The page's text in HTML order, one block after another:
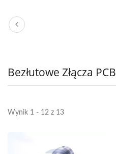
Bezłutowe Złącza PCB
Wynik 1 - 12 z 13